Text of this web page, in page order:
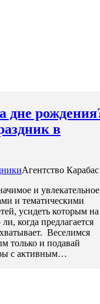
дне
в
Агентство Карабас
и увлекательное
и тематическими
усидеть которым на
когда предлагается
Веселимся
только и подавай
с активным…